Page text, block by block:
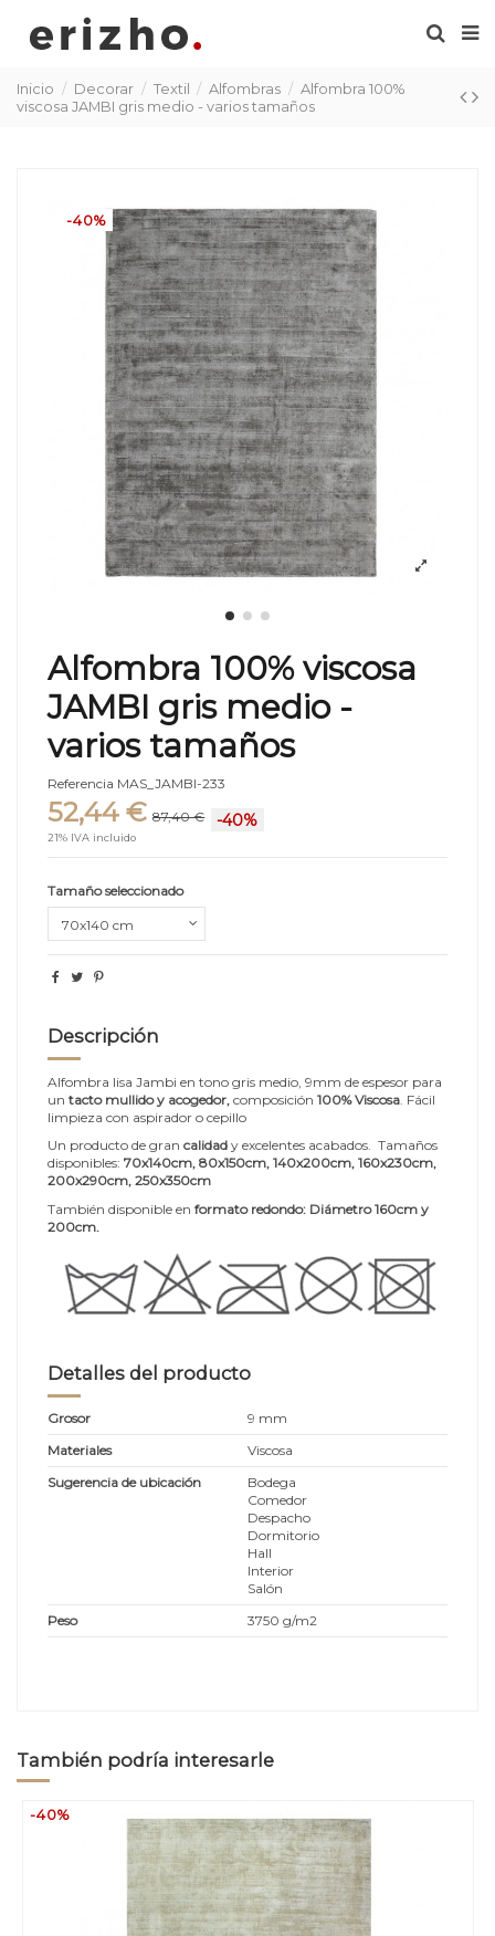
Inicio Decorar Textil Alfombras
Alfombra 100%
viscosa JAMBI gris medio - varios tamaños
-40%
Alfombra 100% viscosa
JAMBI gris medio -
varios tamaños
Referencia MAS_JAMBI-233
52,44 € 87,40 € -40%
21% IVA incluido
Tamaño seleccionado
Descripción
Alfombra lisa Jambi en tono gris medio, 9mm de espesor para
un tacto mullido y acogedor, composición 100% Viscosa . Fácil
limpieza con aspirador o cepillo
Un producto de gran calidad y excelentes acabados. Tamaños
disponibles: 70x140cm, 80x150cm, 140x200cm, 160x230cm,
200x290cm, 250x350cm
También disponible en formato redondo: Diámetro 160cm y
200cm.
Detalles del producto
Grosor
9 mm
Materiales
Viscosa
Sugerencia de ubicación
Bodega
Comedor
Despacho
Dormitorio
Hall
Interior
Salón
Peso
3750 g/m2
También podría interesarle
-40%